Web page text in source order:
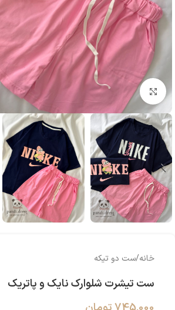
بزرگنمایی تصویر
خانه/ست دو تیکه
ست تیشرت شلوارک نایک و پاتریک